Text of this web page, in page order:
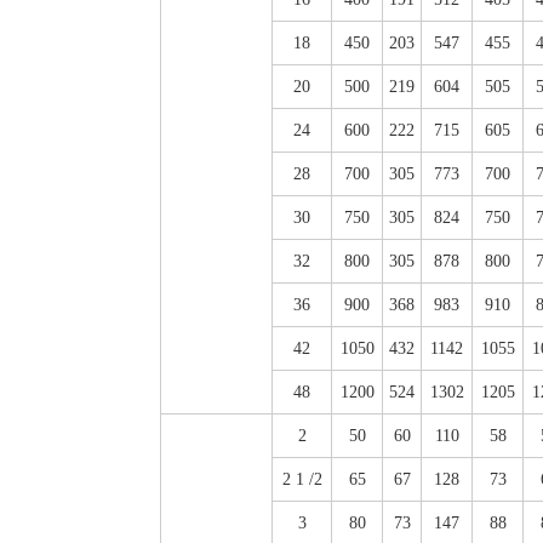
18 450 203 547 455
20 500 219 604 505
24 600 222 715 605
28 700 305 773 700
30 750 305 824 750
32 800 305 878 800
36 900 368 983 910
42 1050 432 1142 1055
48 1200 524 1302 1205
2 50 60 110 58
2 1 /2 65 67 128 73
3 80 73 147 88